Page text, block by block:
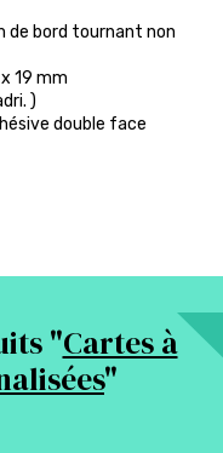
de bord tournant non
19 mm
)
double face
"Cartes à
"